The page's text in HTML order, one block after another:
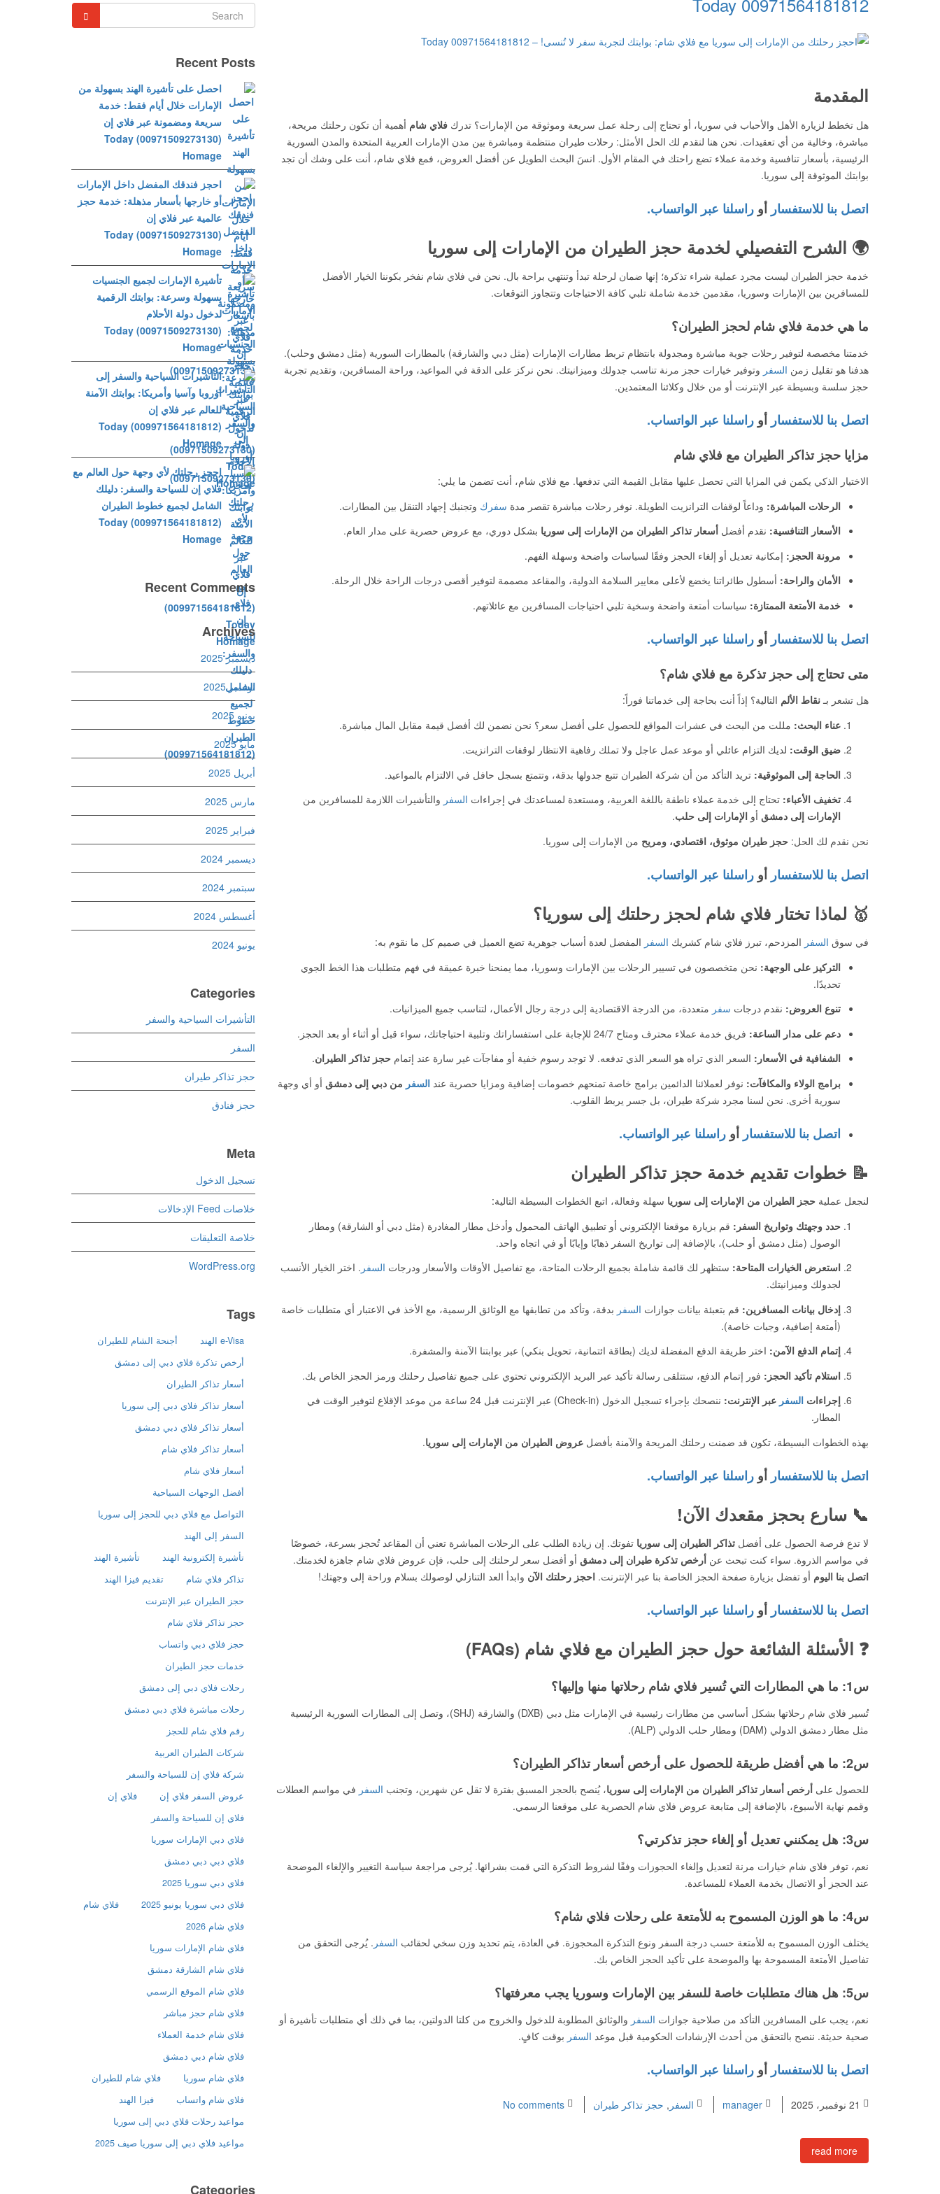
المقدمة
هل تخطط لزيارة الأهل والأحباب في سوريا، أو تحتاج إلى رحلة عمل سريعة وموثوقة من الإمارات؟ تدرك فلاي شام أهمية أن تكون رحلتك مريحة،
مباشرة، وخالية من أي تعقيدات. نحن هنا لنقدم لك الحل الأمثل: رحلات طيران منتظمة ومباشرة بين مدن الإمارات العربية المتحدة والمدن السورية
الرئيسية، بأسعار تنافسية وخدمة عملاء تضع راحتك في المقام الأول. انسَ البحث الطويل عن أفضل العروض، فمع فلاي شام، أنت على وشك أن تجد
بوابتك الموثوقة إلى سوريا.
اتصل بنا للاستفسار أو راسلنا عبر الواتساب.
🌍 الشرح التفصيلي لخدمة حجز الطيران من الإمارات إلى سوريا
خدمة حجز الطيران ليست مجرد عملية شراء تذكرة؛ إنها ضمان لرحلة تبدأ وتنتهي براحة بال. نحن في فلاي شام نفخر بكوننا الخيار الأفضل
للمسافرين بين الإمارات وسوريا، مقدمين خدمة شاملة تلبي كافة الاحتياجات وتتجاوز التوقعات.
ما هي خدمة فلاي شام لحجز الطيران؟
خدمتنا مخصصة لتوفير رحلات جوية مباشرة ومجدولة بانتظام تربط مطارات الإمارات (مثل دبي والشارقة) بالمطارات السورية (مثل دمشق وحلب).
هدفنا هو تقليل زمن السفر وتوفير خيارات حجز مرنة تناسب جدولك وميزانيتك. نحن نركز على الدقة في المواعيد، وراحة المسافرين، وتقديم تجربة
حجز سلسة وبسيطة عبر الإنترنت أو من خلال وكلائنا المعتمدين.
اتصل بنا للاستفسار أو راسلنا عبر الواتساب.
مزايا حجز تذاكر الطيران مع فلاي شام
الاختيار الذكي يكمن في المزايا التي تحصل عليها مقابل القيمة التي تدفعها. مع فلاي شام، أنت تضمن ما يلي:
الرحلات المباشرة: وداعاً لوقفات الترانزيت الطويلة. نوفر رحلات مباشرة تقصر مدة سفرك وتجنبك إجهاد التنقل بين المطارات.
الأسعار التنافسية: نقدم أفضل أسعار تذاكر الطيران من الإمارات إلى سوريا بشكل دوري، مع عروض حصرية على مدار العام.
مرونة الحجز: إمكانية تعديل أو إلغاء الحجز وفقًا لسياسات واضحة وسهلة الفهم.
الأمان والراحة: أسطول طائراتنا يخضع لأعلى معايير السلامة الدولية، والمقاعد مصممة لتوفير أقصى درجات الراحة خلال الرحلة.
خدمة الأمتعة الممتازة: سياسات أمتعة واضحة وسخية تلبي احتياجات المسافرين مع عائلاتهم.
اتصل بنا للاستفسار أو راسلنا عبر الواتساب.
متى تحتاج إلى حجز تذكرة مع فلاي شام؟
هل تشعر بـنقاط الألم التالية؟ إذاً أنت بحاجة إلى خدماتنا فوراً:
عناء البحث: مللت من البحث في عشرات المواقع للحصول على أفضل سعر؟ نحن نضمن لك أفضل قيمة مقابل المال مباشرة.
ضيق الوقت: لديك التزام عائلي أو موعد عمل عاجل ولا تملك رفاهية الانتظار لوقفات الترانزيت.
الحاجة إلى الموثوقية: تريد التأكد من أن شركة الطيران تتبع جدولها بدقة، وتتمتع بسجل حافل في الالتزام بالمواعيد.
تخفيف الأعباء: تحتاج إلى خدمة عملاء ناطقة باللغة العربية، ومستعدة لمساعدتك في إجراءات السفر والتأشيرات اللازمة للمسافرين من
الإمارات إلى دمشق أو الإمارات إلى حلب.
نحن نقدم لك الحل: حجز طيران موثوق، اقتصادي، ومريح من الإمارات إلى سوريا.
اتصل بنا للاستفسار أو راسلنا عبر الواتساب.
🥇 لماذا تختار فلاي شام لحجز رحلتك إلى سوريا؟
في سوق السفر المزدحم، تبرز فلاي شام كشريك السفر المفضل لعدة أسباب جوهرية تضع العميل في صميم كل ما نقوم به:
التركيز على الوجهة: نحن متخصصون في تسيير الرحلات بين الإمارات وسوريا، مما يمنحنا خبرة عميقة في فهم متطلبات هذا الخط الجوي
تحديدًا.
تنوع العروض: نقدم درجات سفر متعددة، من الدرجة الاقتصادية إلى درجة رجال الأعمال، لتناسب جميع الميزانيات.
دعم على مدار الساعة: فريق خدمة عملاء محترف ومتاح 24/7 للإجابة على استفساراتك وتلبية احتياجاتك، سواء قبل أو أثناء أو بعد الحجز.
الشفافية في الأسعار: السعر الذي تراه هو السعر الذي تدفعه. لا توجد رسوم خفية أو مفاجآت غير سارة عند إتمام حجز تذاكر الطيران.
برامج الولاء والمكافآت: نوفر لعملائنا الدائمين برامج خاصة تمنحهم خصومات إضافية ومزايا حصرية عند السفر من دبي إلى دمشق أو أي وجهة
سورية أخرى. نحن لسنا مجرد شركة طيران، بل جسر يربط القلوب.
اتصل بنا للاستفسار أو راسلنا عبر الواتساب.
📝 خطوات تقديم خدمة حجز تذاكر الطيران
لنجعل عملية حجز الطيران من الإمارات إلى سوريا سهلة وفعالة، اتبع الخطوات البسيطة التالية:
حدد وجهتك وتواريخ السفر: قم بزيارة موقعنا الإلكتروني أو تطبيق الهاتف المحمول وأدخل مطار المغادرة (مثل دبي أو الشارقة) ومطار
الوصول (مثل دمشق أو حلب)، بالإضافة إلى تواريخ السفر ذهابًا وإيابًا أو في اتجاه واحد.
استعرض الخيارات المتاحة: ستظهر لك قائمة شاملة بجميع الرحلات المتاحة، مع تفاصيل الأوقات والأسعار ودرجات السفر . اختر الخيار الأنسب
لجدولك وميزانيتك.
إدخال بيانات المسافرين: قم بتعبئة بيانات جوازات السفر بدقة، وتأكد من تطابقها مع الوثائق الرسمية، مع الأخذ في الاعتبار أي متطلبات خاصة
(أمتعة إضافية، وجبات خاصة).
إتمام الدفع الآمن: اختر طريقة الدفع المفضلة لديك (بطاقة ائتمانية، تحويل بنكي) عبر بوابتنا الآمنة والمشفرة.
استلام تأكيد الحجز: فور إتمام الدفع، ستتلقى رسالة تأكيد عبر البريد الإلكتروني تحتوي على جميع تفاصيل رحلتك ورمز الحجز الخاص بك.
إجراءات السفر عبر الإنترنت:
ننصحك بإجراء تسجيل الدخول (Check-in) عبر الإنترنت قبل 24 ساعة من موعد الإقلاع لتوفير الوقت في
المطار.
بهذه الخطوات البسيطة، تكون قد ضمنت رحلتك المريحة والآمنة بأفضل عروض الطيران من الإمارات إلى سوريا.
اتصل بنا للاستفسار أو راسلنا عبر الواتساب.
📞 سارع بحجز مقعدك الآن!
لا تدع فرصة الحصول على أفضل تذاكر الطيران إلى سوريا تفوتك. إن زيادة الطلب على الرحلات المباشرة تعني أن المقاعد تُحجز بسرعة، خصوصًا
في مواسم الذروة. سواء كنت تبحث عن أرخص تذكرة طيران إلى دمشق أو أفضل سعر لرحلتك إلى حلب، فإن عروض فلاي شام جاهزة لخدمتك.
اتصل بنا اليوم أو تفضل بزيارة صفحة الحجز الخاصة بنا عبر الإنترنت. احجز رحلتك الآن وابدأ العد التنازلي لوصولك بسلام وراحة إلى وجهتك!
اتصل بنا للاستفسار أو راسلنا عبر الواتساب.
❓ الأسئلة الشائعة حول حجز الطيران مع فلاي شام (FAQs)
س1: ما هي المطارات التي تُسير فلاي شام رحلاتها منها وإليها؟
تُسير فلاي شام رحلاتها بشكل أساسي من مطارات رئيسية في الإمارات مثل دبي (DXB) والشارقة (SHJ)، وتصل إلى المطارات السورية الرئيسية
مثل مطار دمشق الدولي (DAM) ومطار حلب الدولي (ALP).
س2: ما هي أفضل طريقة للحصول على أرخص أسعار تذاكر الطيران؟
للحصول على أرخص أسعار تذاكر الطيران من الإمارات إلى سوريا، يُنصح بالحجز المسبق بفترة لا تقل عن شهرين، وتجنب السفر في مواسم العطلات
وقمم نهاية الأسبوع، بالإضافة إلى متابعة عروض فلاي شام الحصرية على موقعنا الرسمي.
س3: هل يمكنني تعديل أو إلغاء حجز تذكرتي؟
نعم، توفر فلاي شام خيارات مرنة لتعديل وإلغاء الحجوزات وفقًا لشروط التذكرة التي قمت بشرائها. يُرجى مراجعة سياسة التغيير والإلغاء الموضحة
عند الحجز أو الاتصال بخدمة العملاء للمساعدة.
س4: ما هو الوزن المسموح به للأمتعة على رحلات فلاي شام؟
يختلف الوزن المسموح به للأمتعة حسب درجة السفر ونوع التذكرة المحجوزة. في العادة، يتم تحديد وزن سخي لحقائب السفر . يُرجى التحقق من
تفاصيل الأمتعة المسموحة بها والموضحة على تأكيد الحجز الخاص بك.
س5: هل هناك متطلبات خاصة للسفر بين الإمارات وسوريا يجب معرفتها؟
نعم، يجب على المسافرين التأكد من صلاحية جوازات السفر والوثائق المطلوبة للدخول والخروج من كلتا الدولتين، بما في ذلك أي متطلبات تأشيرة أو
صحية حديثة. ننصح بالتحقق من أحدث الإرشادات الحكومية قبل موعد السفر بوقت كافٍ.
اتصل بنا للاستفسار أو راسلنا عبر الواتساب.
manager السفر , حجز تذاكر طيران No comments
read more
Recent Posts
احصل على تأشيرة الهند بسهولة من
الإمارات خلال أيام فقط: خدمة
سريعة ومضمونة عبر فلاي إن
(00971509273130) Today
Homage
احجز فندقك المفضل داخل الإمارات
أو خارجها بأسعار مذهلة: خدمة حجز
عالمية عبر فلاي إن
(00971509273130) Today
Homage
تأشيرة الإمارات لجميع الجنسيات
بسهولة وسرعة: بوابتك الرقمية
لدخول دولة الأحلام
(00971509273130) Today
Homage
التأشيرات السياحية والسفر إلى
أوروبا وآسيا وأمريكا: بوابتك الآمنة
للعالم عبر فلاي إن
(009971564181812) Today
Homage
احجز رحلتك لأي وجهة حول العالم مع
فلاي إن للسياحة والسفر: دليلك
الشامل لجميع خطوط الطيران
(009971564181812) Today
Homage
Recent Comments
Archives
ديسمبر 2025
نوفمبر 2025
يونيو 2025
مايو 2025
أبريل 2025
مارس 2025
فبراير 2025
ديسمبر 2024
سبتمبر 2024
أغسطس 2024
يونيو 2024
Categories
التأشيرات السياحية والسفر
السفر
حجز تذاكر طيران
حجز فنادق
Meta
تسجيل الدخول
خلاصات Feed الإدخالات
خلاصة التعليقات
WordPress.org
Tags
e-Visa الهند
أجنحة الشام للطيران
أرخص تذكرة فلاي دبي إلى دمشق
أسعار تذاكر الطيران
أسعار تذاكر فلاي دبي إلى سوريا
أسعار تذاكر فلاي دبي دمشق
أسعار تذاكر فلاي شام
أسعار فلاي شام
أفضل الوجهات السياحية
التواصل مع فلاي دبي للحجز إلى سوريا
السفر إلى الهند
تأشيرة إلكترونية الهند
تأشيرة الهند
تذاكر فلاي شام
تقديم فيزا الهند
حجز الطيران عبر الإنترنت
حجز تذاكر فلاي شام
حجز فلاي دبي واتساب
خدمات حجز الطيران
رحلات فلاي دبي إلى دمشق
رحلات مباشرة فلاي دبي دمشق
رقم فلاي شام للحجز
شركات الطيران العربية
شركة فلاي إن للسياحة والسفر
عروض السفر فلاي إن
فلاي إن
فلاي إن للسياحة والسفر
فلاي دبي الإمارات سوريا
فلاي دبي دبي دمشق
فلاي دبي سوريا 2025
فلاي دبي سوريا يونيو 2025
فلاي شام
فلاي شام 2026
فلاي شام الإمارات سوريا
فلاي شام الشارقة دمشق
فلاي شام الموقع الرسمي
فلاي شام حجز مباشر
فلاي شام خدمة العملاء
فلاي شام دبي دمشق
فلاي شام سوريا
فلاي شام للطيران
فلاي شام واتساب
فيزا الهند
مواعيد رحلات فلاي دبي إلى سوريا
مواعيد فلاي دبي إلى سوريا صيف 2025
Categories